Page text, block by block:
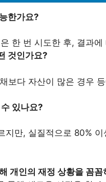
한가요?
한 번 시도한 후, 결과
것인가요?
보다 자산이 많은 경우
있나요?
지만, 실질적으로 80%
개인의 재정 상황을 꼼